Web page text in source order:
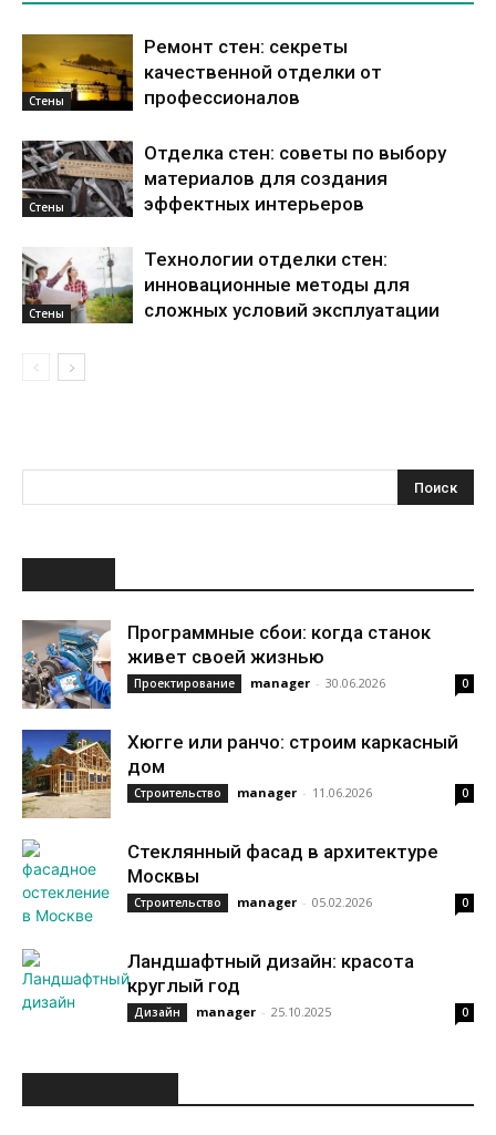
Стены
Ремонт стен: секреты
качественной отделки от
профессионалов
Стены
Отделка стен: советы по выбору
материалов для создания
эффектных интерьеров
Стены
Технологии отделки стен:
инновационные методы для
сложных условий эксплуатации
Программные сбои: когда станок
живет своей жизнью
Проектирование manager - 30.06.2026 0
Хюгге или ранчо: строим каркасный
дом
Строительство manager - 11.06.2026 0
Стеклянный фасад в архитектуре
Москвы
Строительство manager - 05.02.2026 0
Ландшафтный дизайн: красота
круглый год
Дизайн manager - 25.10.2025 0